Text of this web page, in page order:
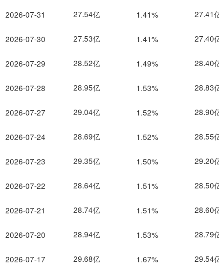
2026-07-31
2026-07-30
2026-07-29
2026-07-28
2026-07-27
2026-07-24
2026-07-23
2026-07-22
2026-07-21
2026-07-20
2026-07-17
27.54亿 1.41% 27.41
27.53亿 1.41% 27.40
28.52亿 1.49% 28.40
28.95亿 1.53% 28.83
29.04亿 1.52% 28.90
28.69亿 1.52% 28.55
29.35亿 1.50% 29.20
28.64亿 1.51% 28.50
28.74亿 1.51% 28.60
28.94亿 1.53% 28.79
29.68亿 1.67% 29.54